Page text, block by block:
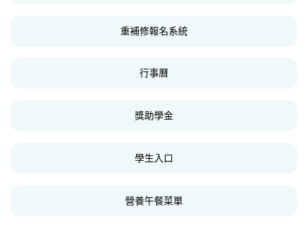
重補修報名系統
行事曆
獎助學金
學生入口
營養午餐菜單